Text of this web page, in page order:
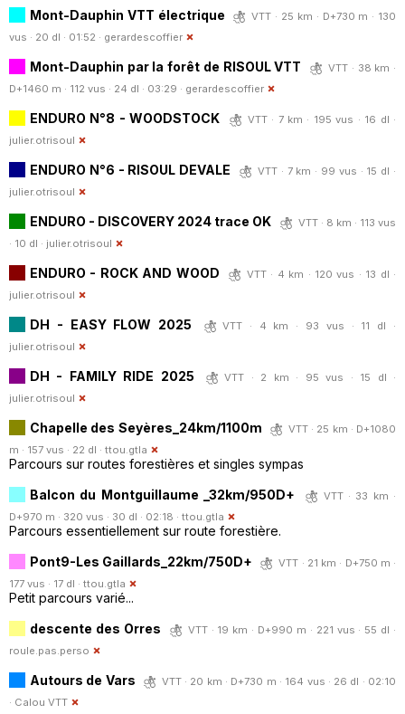
Mont-Dauphin VTT électrique
VTT · 25 km · D+730 m · 130
vus · 20 dl · 01:52 · gerardescoffier
Mont-Dauphin par la forêt de RISOUL VTT
VTT · 38 km ·
D+1460 m · 112 vus · 24 dl · 03:29 · gerardescoffier
ENDURO N°8 - WOODSTOCK
VTT · 7 km · 195 vus · 16 dl ·
julier.otrisoul
ENDURO N°6 - RISOUL DEVALE
VTT · 7 km · 99 vus · 15 dl ·
julier.otrisoul
ENDURO - DISCOVERY 2024 trace OK
VTT · 8 km · 113 vus
· 10 dl · julier.otrisoul
ENDURO - ROCK AND WOOD
VTT · 4 km · 120 vus · 13 dl ·
julier.otrisoul
DH - EASY FLOW 2025
VTT · 4 km · 93 vus · 11 dl ·
julier.otrisoul
DH - FAMILY RIDE 2025
VTT · 2 km · 95 vus · 15 dl ·
julier.otrisoul
Chapelle des Seyères_24km/1100m
VTT · 25 km · D+1080
m · 157 vus · 22 dl · ttou.gtla
Parcours sur routes forestières et singles sympas
Balcon du Montguillaume _32km/950D+
VTT · 33 km ·
D+970 m · 320 vus · 30 dl · 02:18 · ttou.gtla
Parcours essentiellement sur route forestière.
Pont9-Les Gaillards_22km/750D+
VTT · 21 km · D+750 m ·
177 vus · 17 dl · ttou.gtla
Petit parcours varié...
descente des Orres
VTT · 19 km · D+990 m · 221 vus · 55 dl ·
roule.pas.perso
Autours de Vars
VTT · 20 km · D+730 m · 164 vus · 26 dl · 02:10
· Calou VTT